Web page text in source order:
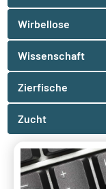
Wirbellose
Wissenschaft
Zierfische
Zucht